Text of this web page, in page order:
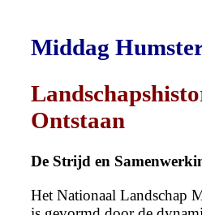
Middag
Ontstaan
De Strijd en
Het Nationaal Landschap